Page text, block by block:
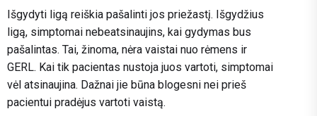
Išgydyti ligą reiškia pašalinti jos priežastį. Išgydžius
ligą, simptomai nebeatsinaujins, kai gydymas bus
pašalintas. Tai, žinoma, nėra vaistai nuo rėmens ir
GERL. Kai tik pacientas nustoja juos vartoti, simptomai
vėl atsinaujina. Dažnai jie būna blogesni nei prieš
pacientui pradėjus vartoti vaistą.